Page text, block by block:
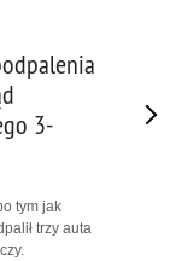
3-
tym jak
trzy auta